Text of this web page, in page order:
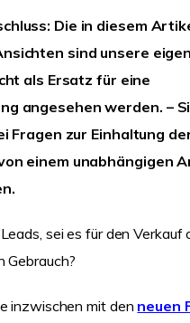
Die in diesem
sind unsere
als Ersatz für eine
angesehen werden. –
Fragen zur Einhaltung
einem unabhängigen
sei es für den Verkauf
Gebrauch?
inzwischen mit den neuen